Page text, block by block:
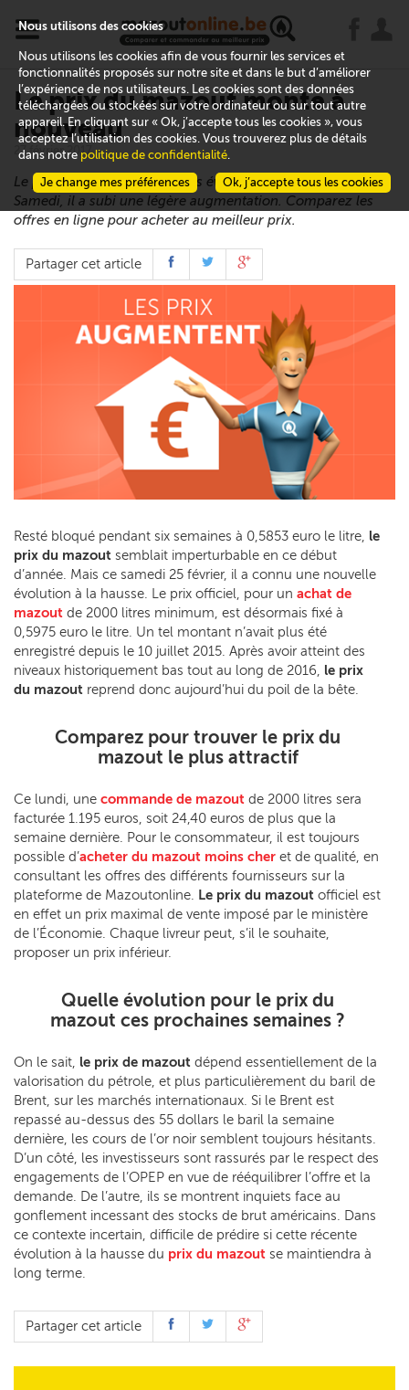
x
Le prix du mazout monte à
nouveau
27 février 2017
Le prix du mazout n’avait plus évolué depuis 42 jours.
Samedi, il a subi une légère augmentation. Comparez les
offres en ligne pour acheter au meilleur prix.
Partager cet article
Resté bloqué pendant six semaines à 0,5853 euro le litre, le
prix du mazout semblait imperturbable en ce début
d’année. Mais ce samedi 25 février, il a connu une nouvelle
évolution à la hausse. Le prix officiel, pour un achat de
mazout de 2000 litres minimum, est désormais fixé à
0,5975 euro le litre. Un tel montant n’avait plus été
enregistré depuis le 10 juillet 2015. Après avoir atteint des
niveaux historiquement bas tout au long de 2016, le prix
du mazout reprend donc aujourd’hui du poil de la bête.
Comparez pour trouver le prix du
mazout le plus attractif
Ce lundi, une commande de mazout de 2000 litres sera
facturée 1.195 euros, soit 24,40 euros de plus que la
semaine dernière. Pour le consommateur, il est toujours
possible d’acheter du mazout moins cher et de qualité, en
consultant les offres des différents fournisseurs sur la
plateforme de Mazoutonline. Le prix du mazout officiel est
en effet un prix maximal de vente imposé par le ministère
de l’Économie. Chaque livreur peut, s’il le souhaite,
proposer un prix inférieur.
Quelle évolution pour le prix du
mazout ces prochaines semaines ?
On le sait, le prix de mazout dépend essentiellement de la
valorisation du pétrole, et plus particulièrement du baril de
Brent, sur les marchés internationaux. Si le Brent est
repassé au-dessus des 55 dollars le baril la semaine
dernière, les cours de l’or noir semblent toujours hésitants.
D’un côté, les investisseurs sont rassurés par le respect des
engagements de l’OPEP en vue de rééquilibrer l’offre et la
demande. De l’autre, ils se montrent inquiets face au
gonflement incessant des stocks de brut américains. Dans
ce contexte incertain, difficile de prédire si cette récente
évolution à la hausse du prix du mazout se maintiendra à
long terme.
Partager cet article
Nous utilisons des cookies
Nous utilisons les cookies afin de vous fournir les services et
fonctionnalités proposés sur notre site et dans le but d’améliorer
l’expérience de nos utilisateurs. Les cookies sont des données
téléchargées ou stockées sur votre ordinateur ou sur tout autre
appareil. En cliquant sur « Ok, j’accepte tous les cookies », vous
acceptez l’utilisation des cookies. Vous trouverez plus de détails
dans notre politique de confidentialité.
Ok, j’accepte tous les cookies
Je change mes préférences